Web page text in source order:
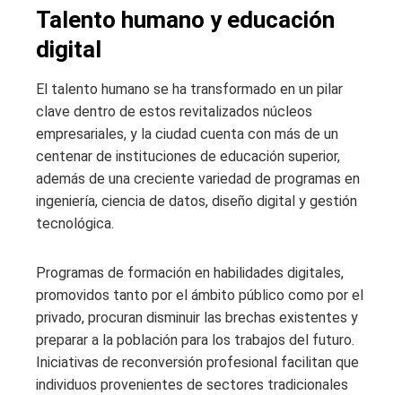
Talento humano y educación
digital
El talento humano se ha transformado en un pilar
clave dentro de estos revitalizados núcleos
empresariales, y la ciudad cuenta con más de un
centenar de instituciones de educación superior,
además de una creciente variedad de programas en
ingeniería, ciencia de datos, diseño digital y gestión
tecnológica.
Programas de formación en habilidades digitales,
promovidos tanto por el ámbito público como por el
privado, procuran disminuir las brechas existentes y
preparar a la población para los trabajos del futuro.
Iniciativas de reconversión profesional facilitan que
individuos provenientes de sectores tradicionales